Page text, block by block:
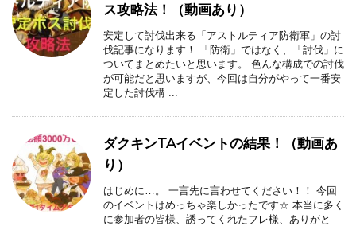
ス攻略法！（動画あり）
安定して討伐出来る「アストルティア防衛軍」の討
伐記事になります！ 「防衛」ではなく、「討伐」に
ついてまとめたいと思います。 色んな構成での討伐
が可能だと思いますが、今回は自分がやって一番安
定した討伐構 ...
ダクキンTAイベントの結果！（動画あ
り）
はじめに…。 一言先に言わせてください！！ 今回
のイベントはめっちゃ楽しかったです☆ 本当に多く
に参加者の皆様、誘ってくれたフレ様、ありがと